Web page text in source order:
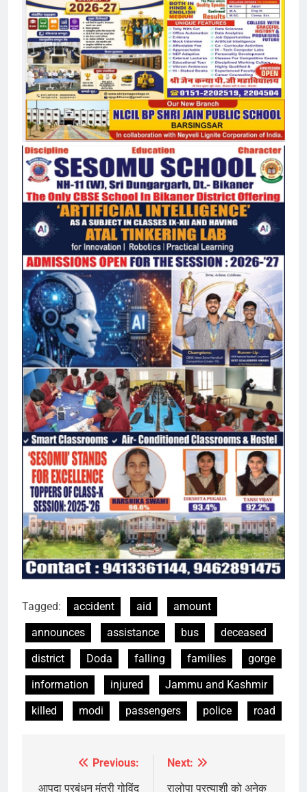
Tagged: accident aid
amount
announces
assistance bus
deceased
district
Doda falling families
gorge
information
injured
Jammu and Kashmir
killed
modi passengers police road
Previous:
आपदा प्रबंधन मंत्री गोविंद
Next:
रालोपा प्रत्याशी को अनेक